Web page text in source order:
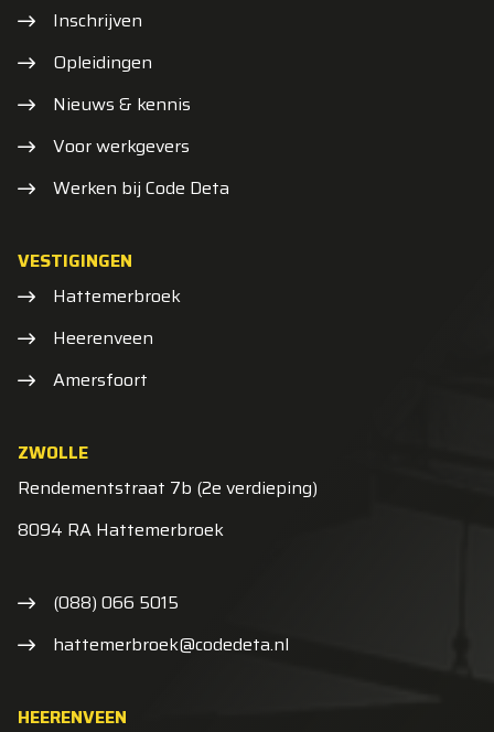
Inschrijven
Opleidingen
Nieuws & kennis
Voor werkgevers
Werken bij Code Deta
VESTIGINGEN
Hattemerbroek
Heerenveen
Amersfoort
ZWOLLE
Rendementstraat 7b (2e verdieping)
8094 RA Hattemerbroek
(088) 066 5015
hattemerbroek@codedeta.nl
HEERENVEEN